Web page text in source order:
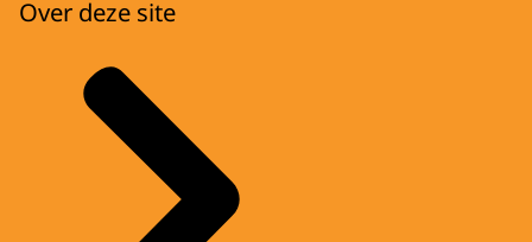
Over deze site